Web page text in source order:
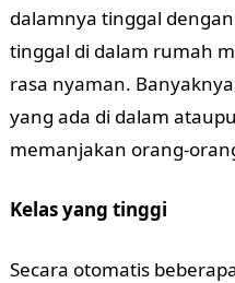
dalamnya tinggal
tinggal di dalam rumah
rasa nyaman.
yang ada di dalam
memanjakan orang-
Kelas yang tinggi
Secara otomatis